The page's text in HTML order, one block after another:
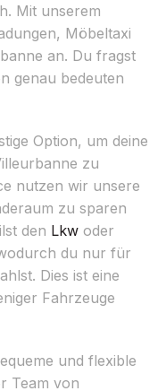
Mit unserem
Möbeltaxi
an. Du fragst
genau bedeuten
Option, um deine
zu
nutzen wir unsere
zu sparen
den Lkw oder
du nur für
Dies ist eine
Fahrzeuge
und flexible
Team von